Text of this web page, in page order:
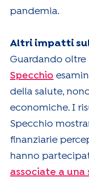
pandemia.
Altri impatti
Guardando oltre
Specchio
della salute,
economiche. I
Specchio
finanziarie
hanno
associate a una